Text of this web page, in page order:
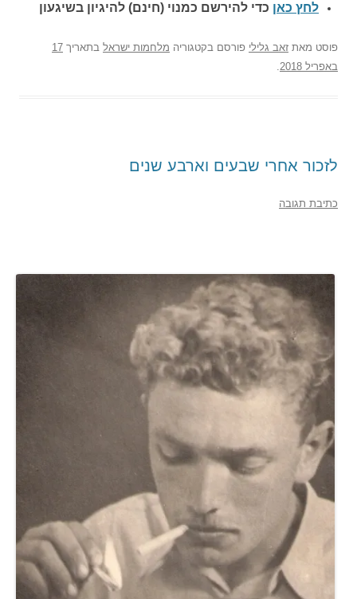
לחץ כאן כדי להירשם כמנוי (חינם) להיגיון בשיגעון
פוסט מאת זאב גלילי פורסם בקטגוריה מלחמות ישראל בתאריך 17
באפריל 2018
.
לזכור אחרי שבעים וארבע שנים
כתיבת תגובה